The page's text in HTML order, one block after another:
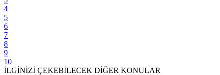
4
5
6
7
8
9
10
İLGİNİZİ ÇEKEBİLECEK DİĞER KONULAR